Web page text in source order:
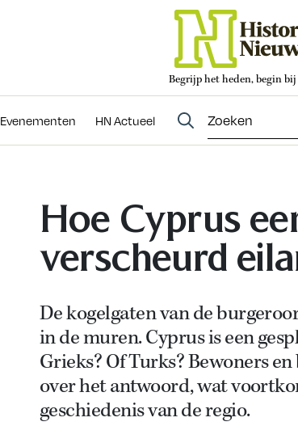
Begrijp het heden, begin
Evenementen HN Actueel
Evenementen
Hoe Cyprus
verscheurd
De kogelgaten van de
in de muren. Cyprus is een
Grieks? Of Turks? Bewoners
over het antwoord, wat
geschiedenis van de regio.